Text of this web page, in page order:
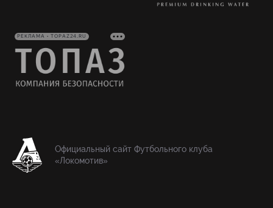
РЕКЛАМА • TOPAZ24.RU
Официальный сайт Футбольного клуба
«Локомотив»